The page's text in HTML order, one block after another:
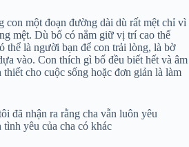
con một đoạn đường dài dù rất mệt chỉ vì
mệt. Dù bố có nắm giữ vị trí cao thế
thể là người bạn để con trải lòng, là bờ
vào. Con thích gì bố đều biết hết và âm
cho cuộc sống hoặc đơn giản là làm
đã nhận ra rằng cha vẫn luôn yêu
yêu của cha có khác